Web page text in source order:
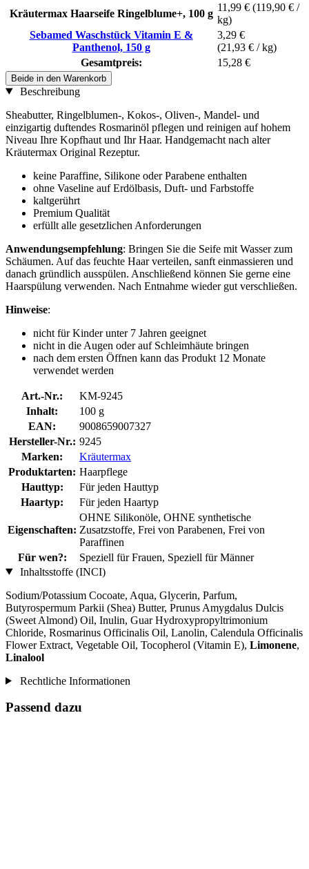
Kräutermax Haarseife Ringelblume+, 100 g
11,99 € (119,90 € /
kg)
Sebamed Waschstück Vitamin E &
Panthenol, 150 g
3,29 €
(21,93 € / kg)
Gesamtpreis:
15,28 €
Beide in den Warenkorb
Beschreibung
Sheabutter, Ringelblumen-, Kokos-, Oliven-, Mandel- und
einzigartig duftendes Rosmarinöl pflegen und reinigen auf hohem
Niveau Ihre Kopfhaut und Ihr Haar. Handgemacht nach alter
Kräutermax Original Rezeptur.
keine Paraffine, Silikone oder Parabene enthalten
ohne Vaseline auf Erdölbasis, Duft- und Farbstoffe
kaltgerührt
Premium Qualität
erfüllt alle gesetzlichen Anforderungen
Anwendungsempfehlung: Bringen Sie die Seife mit Wasser zum
Schäumen. Auf das feuchte Haar verteilen, sanft einmassieren und
danach gründlich ausspülen. Anschließend können Sie gerne eine
Haarspülung verwenden. Nach Entnahme wieder gut verschließen.
Hinweise:
nicht für Kinder unter 7 Jahren geeignet
nicht in die Augen oder auf Schleimhäute bringen
nach dem ersten Öffnen kann das Produkt 12 Monate
verwendet werden
Art.-Nr.:
KM-9245
Inhalt:
100 g
EAN:
9008659007327
Hersteller-Nr.: 9245
Marken:
Kräutermax
Produktarten: Haarpflege
Hauttyp:
Für jeden Hauttyp
Haartyp:
Für jeden Haartyp
Eigenschaften:
OHNE Silikonöle, OHNE synthetische
Zusatzstoffe, Frei von Parabenen, Frei von
Paraffinen
Für wen?:
Speziell für Frauen, Speziell für Männer
Inhaltsstoffe (INCI)
Sodium/Potassium Cocoate, Aqua, Glycerin, Parfum,
Butyrospermum Parkii (Shea) Butter, Prunus Amygdalus Dulcis
(Sweet Almond) Oil, Inulin, Guar Hydroxypropyltrimonium
Chloride, Rosmarinus Officinalis Oil, Lanolin, Calendula Officinalis
Flower Extract, Vegetable Oil, Tocopherol (Vitamin E), Limonene,
Linalool
Rechtliche Informationen
Passend dazu